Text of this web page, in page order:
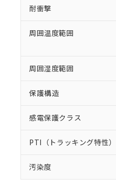
耐衝撃
周囲温度範囲
周囲湿度範囲
保護構造
感電保護クラス
PTI（トラッキング特性）
汚染度